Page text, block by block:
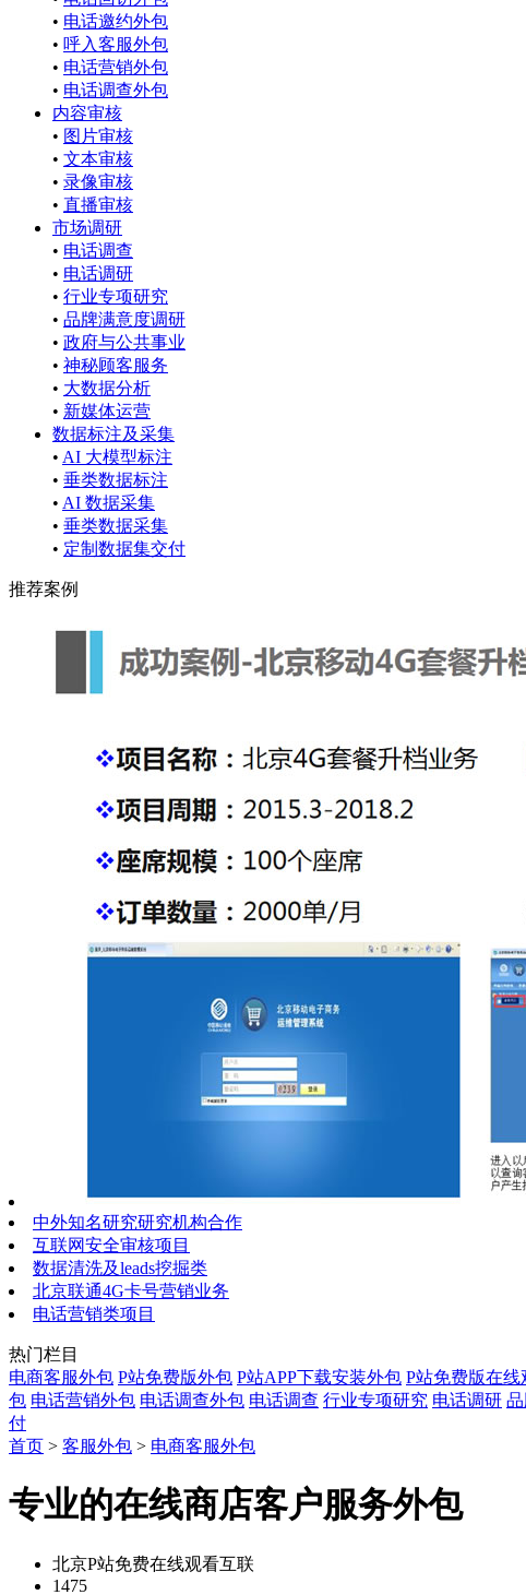
• 电话邀约外包
• 呼入客服外包
• 电话营销外包
• 电话调查外包
内容审核
• 图片审核
• 文本审核
• 录像审核
• 直播审核
市场调研
• 电话调查
• 电话调研
• 行业专项研究
• 品牌满意度调研
• 政府与公共事业
• 神秘顾客服务
• 大数据分析
• 新媒体运营
数据标注及采集
• AI 大模型标注
• 垂类数据标注
• AI 数据采集
• 垂类数据采集
• 定制数据集交付
推荐案例
中外知名研究研究机构合作
互联网安全审核项目
数据清洗及leads挖掘类
北京联通4G卡号营销业务
电话营销类项目
热门栏目
电商客服外包 P站免费版外包 P站APP下载安装外包 P站免费版在线
包 电话营销外包 电话调查外包 电话调查 行业专项研究 电话调研
付
首页 > 客服外包 > 电商客服外包
专业的在线商店客户服务外包
北京P站免费在线观看互联
1475